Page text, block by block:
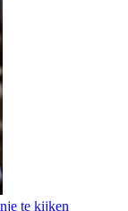
te kijken